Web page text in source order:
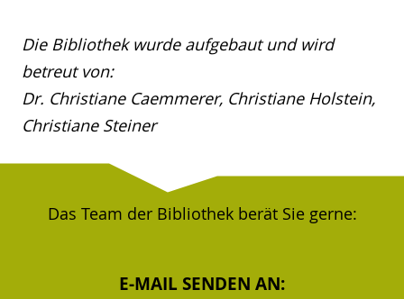
Die Bibliothek wurde aufgebaut und wird
betreut von:
Dr. Christiane Caemmerer, Christiane Holstein,
Christiane Steiner
Das Team der Bibliothek berät Sie gerne:
E-MAIL SENDEN AN: